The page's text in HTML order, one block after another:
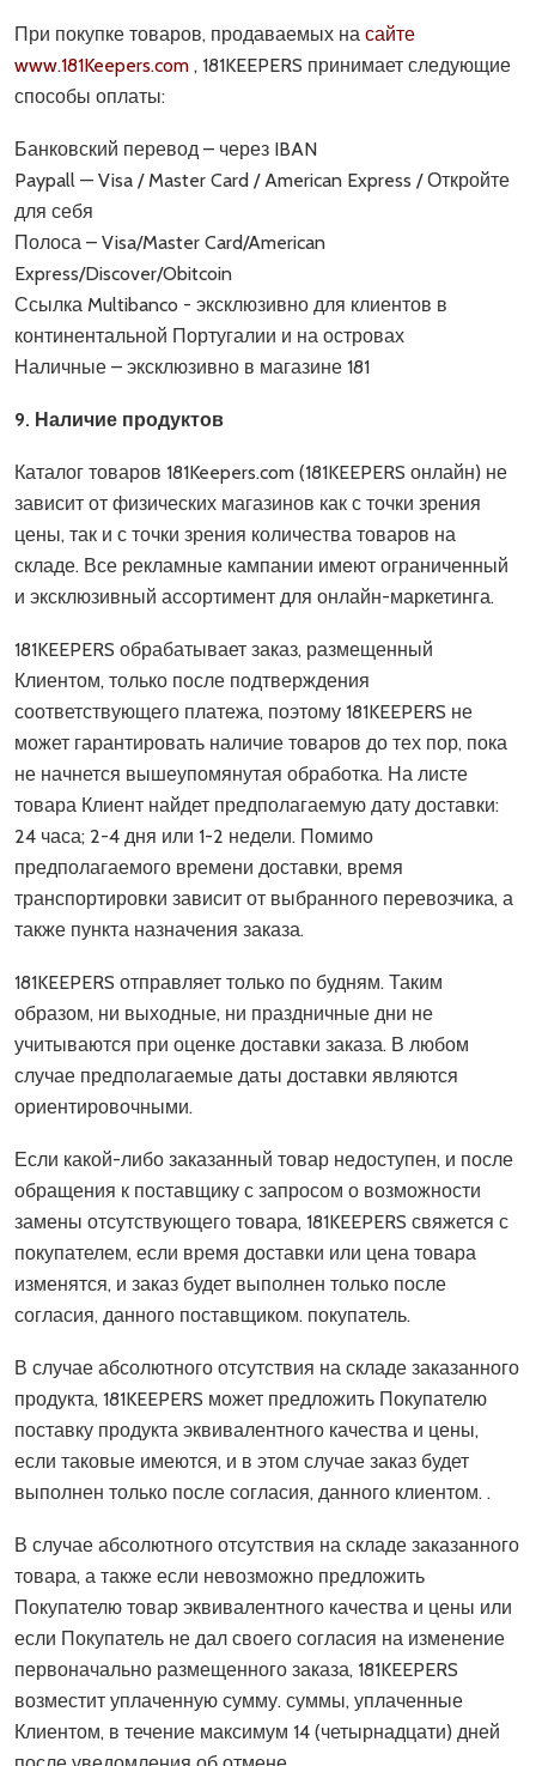
При покупке товаров, продаваемых на сайте
www.181Keepers.com , 181KEEPERS принимает следующие
способы оплаты:
Банковский перевод – через IBAN
Paypall — Visa / Master Card / American Express / Откройте
для себя
Полоса – Visa/Master Card/American
Express/Discover/Obitcoin
Ссылка Multibanco - эксклюзивно для клиентов в
континентальной Португалии и на островах
Наличные – эксклюзивно в магазине 181
9. Наличие продуктов
Каталог товаров 181Keepers.com (181KEEPERS онлайн) не
зависит от физических магазинов как с точки зрения
цены, так и с точки зрения количества товаров на
складе. Все рекламные кампании имеют ограниченный
и эксклюзивный ассортимент для онлайн-маркетинга.
181KEEPERS обрабатывает заказ, размещенный
Клиентом, только после подтверждения
соответствующего платежа, поэтому 181KEEPERS не
может гарантировать наличие товаров до тех пор, пока
не начнется вышеупомянутая обработка. На листе
товара Клиент найдет предполагаемую дату доставки:
24 часа; 2-4 дня или 1-2 недели. Помимо
предполагаемого времени доставки, время
транспортировки зависит от выбранного перевозчика, а
также пункта назначения заказа.
181KEEPERS отправляет только по будням. Таким
образом, ни выходные, ни праздничные дни не
учитываются при оценке доставки заказа. В любом
случае предполагаемые даты доставки являются
ориентировочными.
Если какой-либо заказанный товар недоступен, и после
обращения к поставщику с запросом о возможности
замены отсутствующего товара, 181KEEPERS свяжется с
покупателем, если время доставки или цена товара
изменятся, и заказ будет выполнен только после
согласия, данного поставщиком. покупатель.
В случае абсолютного отсутствия на складе заказанного
продукта, 181KEEPERS может предложить Покупателю
поставку продукта эквивалентного качества и цены,
если таковые имеются, и в этом случае заказ будет
выполнен только после согласия, данного клиентом. .
В случае абсолютного отсутствия на складе заказанного
товара, а также если невозможно предложить
Покупателю товар эквивалентного качества и цены или
если Покупатель не дал своего согласия на изменение
первоначально размещенного заказа, 181KEEPERS
возместит уплаченную сумму. суммы, уплаченные
Клиентом, в течение максимум 14 (четырнадцати) дней